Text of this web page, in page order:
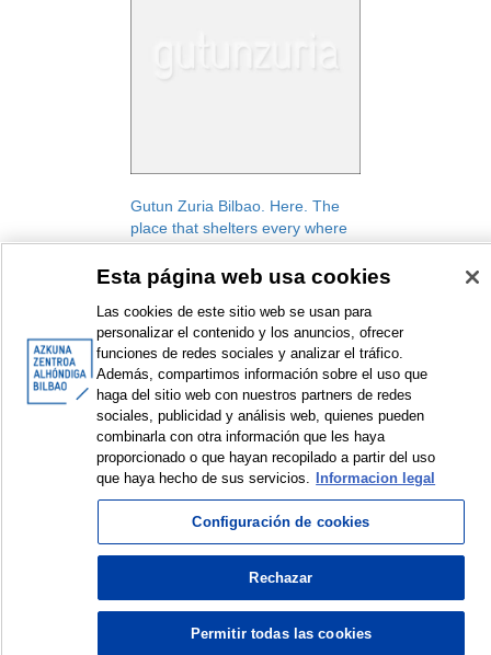
Gutun Zuria Bilbao. Here. The
place that shelters every where
Literature Festival
Festival
2021
< Items sorted by: 1 to 1 of 1 >
© Azkuna Zentroa - Alhóndiga Bilbao
Esta página web usa cookies
Las cookies de este sitio web se usan para
personalizar el contenido y los anuncios, ofrecer
funciones de redes sociales y analizar el tráfico.
Además, compartimos información sobre el uso que
haga del sitio web con nuestros partners de redes
sociales, publicidad y análisis web, quienes pueden
combinarla con otra información que les haya
proporcionado o que hayan recopilado a partir del uso
que haya hecho de sus servicios.
Informacion legal
Configuración de cookies
Rechazar
Permitir todas las cookies